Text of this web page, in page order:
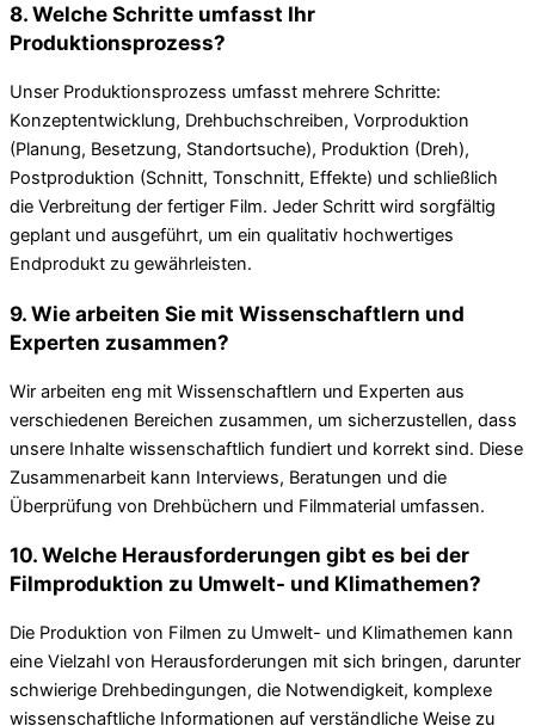
8. Welche Schritte umfasst Ihr
Produktionsprozess?
Unser Produktionsprozess umfasst mehrere Schritte:
Konzeptentwicklung, Drehbuchschreiben, Vorproduktion
(Planung, Besetzung, Standortsuche), Produktion (Dreh),
Postproduktion (Schnitt, Tonschnitt, Effekte) und schließlich
die Verbreitung der fertiger Film. Jeder Schritt wird sorgfältig
geplant und ausgeführt, um ein qualitativ hochwertiges
Endprodukt zu gewährleisten.
9. Wie arbeiten Sie mit Wissenschaftlern und
Experten zusammen?
Wir arbeiten eng mit Wissenschaftlern und Experten aus
verschiedenen Bereichen zusammen, um sicherzustellen, dass
unsere Inhalte wissenschaftlich fundiert und korrekt sind. Diese
Zusammenarbeit kann Interviews, Beratungen und die
Überprüfung von Drehbüchern und Filmmaterial umfassen.
10. Welche Herausforderungen gibt es bei der
Filmproduktion zu Umwelt- und Klimathemen?
Die Produktion von Filmen zu Umwelt- und Klimathemen kann
eine Vielzahl von Herausforderungen mit sich bringen, darunter
schwierige Drehbedingungen, die Notwendigkeit, komplexe
wissenschaftliche Informationen auf verständliche Weise zu